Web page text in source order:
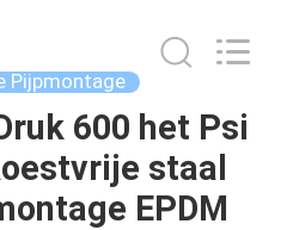
Pijpmontage
600 het Psi
staal
EPDM